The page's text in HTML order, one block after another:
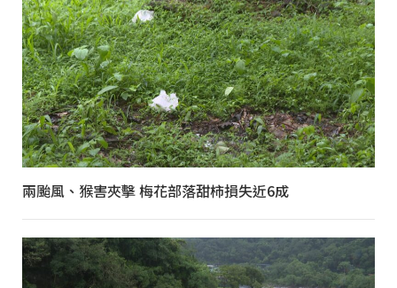
兩颱風、猴害夾擊 梅花部落甜柿損失近6成